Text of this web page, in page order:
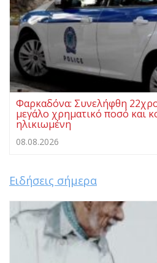
Φαρκαδόνα: Συνελήφθη
μεγάλο χρηματικό ποσό και
ηλικιωμένη
08.08.2026
Ειδήσεις σήμερα